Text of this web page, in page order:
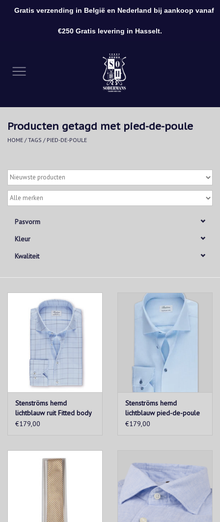
Kleding
Accessoires
Producten getagd met pied-de-poule
HOME /TAGS / PIED-DE-POULE
Pasvorm
Kleur
Kwaliteit
Stenströms hemd
lichtblauw ruit Fitted body
€179,00
Stenströms hemd
lichtblauw pied-de-poule
Slimline
€179,00
Gratis verzending in België en Nederland bij aankoop vanaf
€250 Gratis levering in Hasselt.